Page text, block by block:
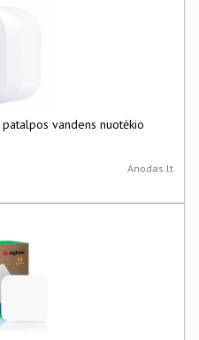
vandens nuotėkio
Anodas.lt